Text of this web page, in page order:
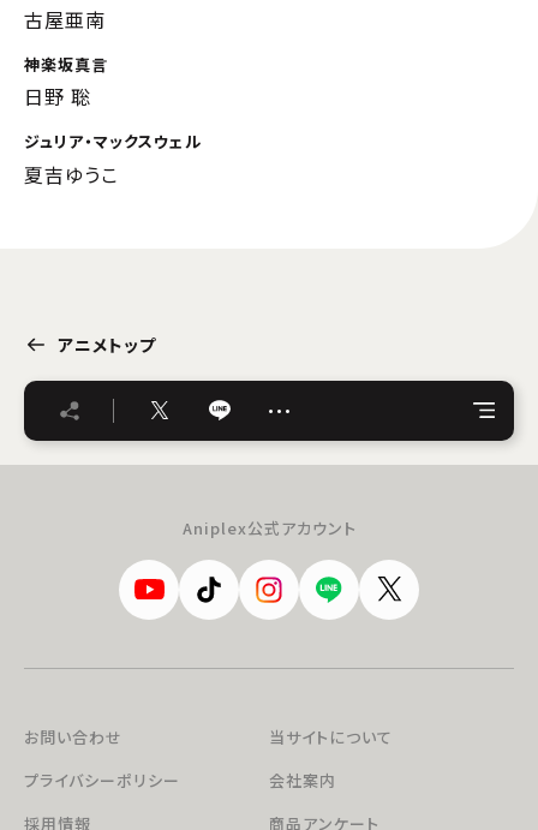
古屋亜南
神楽坂真言
日野 聡
ジュリア・マックスウェル
夏吉ゆうこ
アニメトップ
…
Aniplex公式アカウント
お問い合わせ
当サイトについて
プライバシーポリシー
会社案内
採用情報
商品アンケート